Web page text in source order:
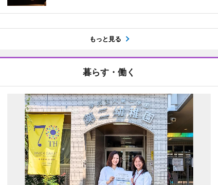
もっと見る
暮らす・働く